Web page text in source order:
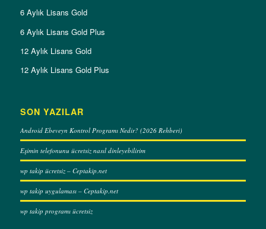
6 Aylık Lisans Gold
6 Aylık Lisans Gold Plus
12 Aylık Lisans Gold
12 Aylık Lisans Gold Plus
SON YAZILAR
Android Ebeveyn Kontrol Programı Nedir? (2026 Rehberi)
Eşimin telefonunu ücretsiz nasıl dinleyebilirim
wp takip ücretsiz – Ceptakip.net
wp takip uygulaması – Ceptakip.net
wp takip programı ücretsiz